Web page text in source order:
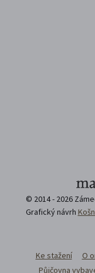
© 2014 - 2026
Grafický návrh
Ke stažení O
Půjčovna